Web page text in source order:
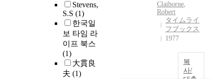
Stevens,
S.S (1)
한국일
보 타임 라
이프 북스
(1)
大貫良
夫 (1)
Claiborne,
Robert
タイムライ
フブックス
1977
복
사/